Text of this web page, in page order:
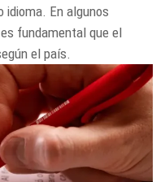
idioma. En algunos
fundamental que el
el país.